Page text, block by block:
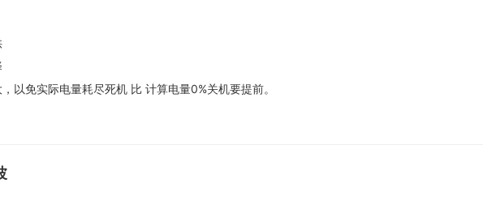
以免实际电量耗尽死机 比 计算电量0%关机要提前。